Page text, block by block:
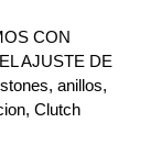
CON
AJUSTE DE
anillos,
Clutch